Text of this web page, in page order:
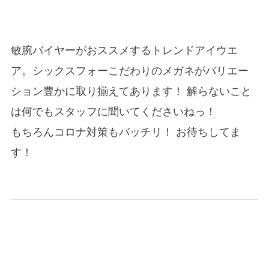
敏腕バイヤーがおススメするトレンドアイウエ
ア。シックスフォーこだわりのメガネがバリエー
ション豊かに取り揃えてあります！ 解らないこと
は何でもスタッフに聞いてくださいねっ！
もちろんコロナ対策もバッチリ！ お待ちしてま
す！